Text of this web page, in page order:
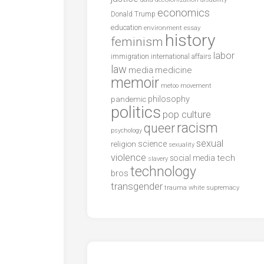
Donald Trump economics
education environment essay
feminism history
immigration international affairs labor
law media medicine
memoir metoo movement
pandemic philosophy
politics pop culture
psychology queerracism
religion science sexuality sexual
violence slavery social media tech
bros technology
transgender trauma white supremacy